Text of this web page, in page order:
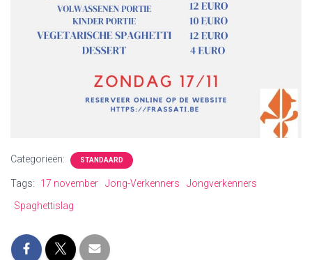
Categorieën: STANDAARD
Tags: 17 november Jong-Verkenners
Jongverkenners
Spaghettislag